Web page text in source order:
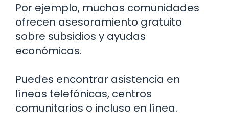
Por ejemplo, muchas comunidades
ofrecen asesoramiento gratuito
sobre subsidios y ayudas
económicas.
Puedes encontrar asistencia en
líneas telefónicas, centros
comunitarios o incluso en línea.